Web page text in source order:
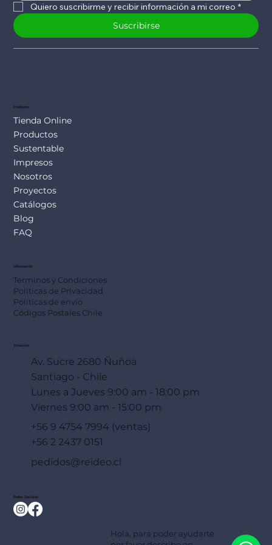
Quiero suscribirme y recibir información a mi correo *
Suscribirse
Productos
Tienda Online
Productos
Sustentable
Impresos
Nosotros
Proyectos
Catálogos
Blog
FAQ
Información
Terminos y Condiciones
Políticas de Privacidad
Políticas de envío
Códigos Postales Chile
Dirección
Av. Sucre 2680 Ñuñoa
Santiago - Chile
Lunes a Jueves 9:00 am - 18:00 pm
Viernes 9:00 am - 15:00 pm
+56 9 4754 7994 (ventas)
+56 2 2437 0151
pedidos@reideo.cl
Redes Sociales
Hola, para poder ayudarte